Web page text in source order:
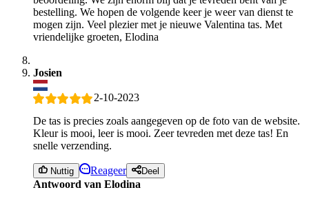
bestelling. We hopen de volgende keer je weer van dienst te
mogen zijn. Veel plezier met je nieuwe Valentina tas. Met
vriendelijke groeten, Elodina
Josien
2-10-2023
De tas is precies zoals aangegeven op de foto van de website.
Kleur is mooi, leer is mooi. Zeer tevreden met deze tas! En
snelle verzending.
Nuttig Reageer Deel
Antwoord van Elodina